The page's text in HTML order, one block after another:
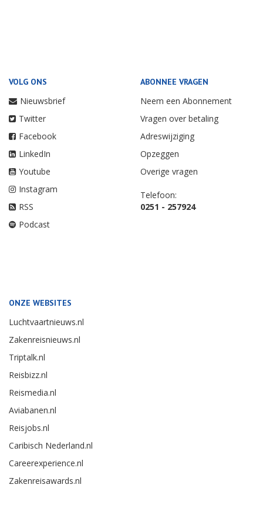
VOLG ONS
Nieuwsbrief
Twitter
Facebook
LinkedIn
Youtube
Instagram
RSS
Podcast
ABONNEE VRAGEN
Neem een Abonnement
Vragen over betaling
Adreswijziging
Opzeggen
Overige vragen
Telefoon:
0251 - 257924
ONZE WEBSITES
Luchtvaartnieuws.nl
Zakenreisnieuws.nl
Triptalk.nl
Reisbizz.nl
Reismedia.nl
Aviabanen.nl
Reisjobs.nl
Caribisch Nederland.nl
Careerexperience.nl
Zakenreisawards.nl